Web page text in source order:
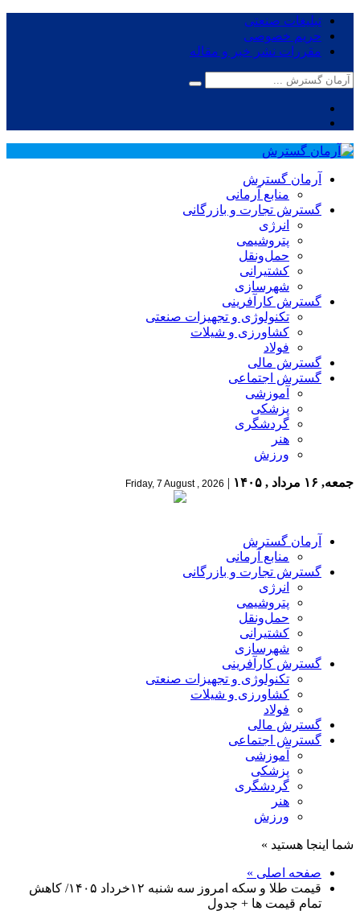
تبلیغات صنعتی
حریم خصوصی
مقررات نشر خبر و مقاله
آرمان گسترش
منابع آرمانی
گسترش تجارت و بازرگانی
انرژی
پتروشیمی
حمل‌و‌نقل
کشتیرانی
شهرسازی
گسترش کارآفرینی
تکنولوژی و تجهیزات صنعتی
کشاورزی و شیلات
فولاد
گسترش مالی
گسترش اجتماعی
آموزشی
پزشکی
گردشگری
هنر
ورزش
جمعه, ۱۶ مرداد , ۱۴۰۵ |
Friday, 7 August , 2026
آرمان گسترش
منابع آرمانی
گسترش تجارت و بازرگانی
انرژی
پتروشیمی
حمل‌و‌نقل
کشتیرانی
شهرسازی
گسترش کارآفرینی
تکنولوژی و تجهیزات صنعتی
کشاورزی و شیلات
فولاد
گسترش مالی
گسترش اجتماعی
آموزشی
پزشکی
گردشگری
هنر
ورزش
شما اینجا هستید »
صفحه اصلی »
قیمت طلا و سکه امروز سه شنبه ۱۲خرداد ۱۴۰۵/ کاهش
تمام قیمت ها + جدول